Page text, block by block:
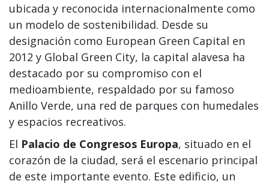
ubicada y reconocida internacionalmente como
un modelo de sostenibilidad. Desde su
designación como European Green Capital en
2012 y Global Green City, la capital alavesa ha
destacado por su compromiso con el
medioambiente, respaldado por su famoso
Anillo Verde, una red de parques con humedales
y espacios recreativos.
El Palacio de Congresos Europa, situado en el
corazón de la ciudad, será el escenario principal
de este importante evento. Este edificio, un